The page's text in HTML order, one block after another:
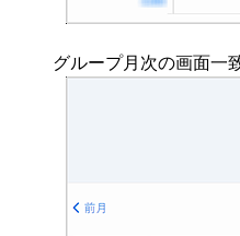
次の画面一致回